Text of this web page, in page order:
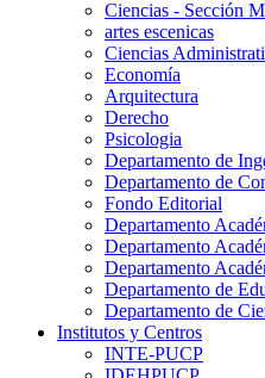
Ciencias - Sección
artes escenicas
Ciencias
Economía
Arquitectura
Derecho
Psicologia
Departamento de
Departamento de
Fondo Editorial
Departamento
Departamento
Departamento
Departamento de
Departamento de
Institutos y Centros
INTE-PUCP